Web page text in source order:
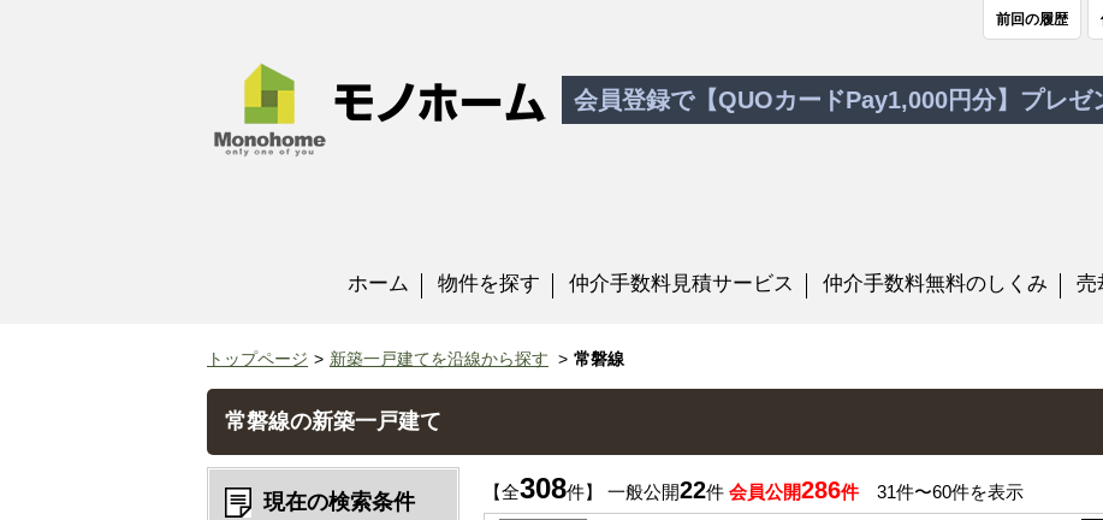
前回の履歴
会員登録で【QUOカードPay1,000円分】プレゼ
ホーム 物件を探す 仲介手数料見積サービス 仲介手数料無料のしくみ 売
トップページ 新築一戸建てを沿線から探す 常磐線
常磐線の新築一戸建て
【全308件】 一般公開22件 会員公開286件31件〜60件を表示
現在の検索条件